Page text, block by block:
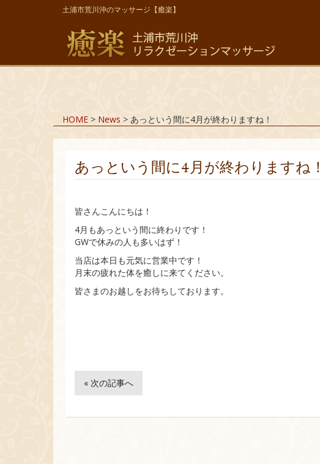
土浦市荒川沖のマッサージ【癒楽】
HOME > News > あっという間に4月が終わりますね！
あっという間に4月が終わりますね！
皆さんこんにちは！
4月もあっという間に終わりです！
GWで休みの人も多いはず！
当店は本日も元気に営業中です！
月末の疲れた体を癒しに来てください。
皆さまのお越しをお待ちしております。
« 次の記事へ